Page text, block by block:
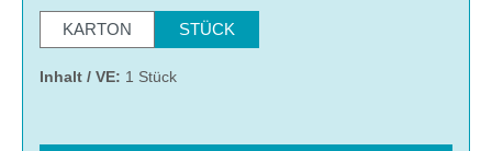
KARTON STÜCK
Inhalt / VE: 1 Stück